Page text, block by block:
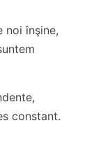
noi înşine,
constant.